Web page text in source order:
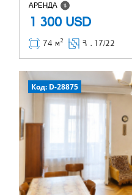
АРЕНДА
1 300 USD
74 м2 Հ ․ 17/22
Код: D-28875